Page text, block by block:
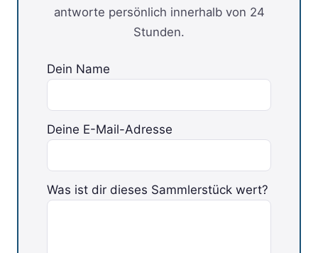
antworte persönlich innerhalb von 24
Stunden.
Dein Name
Deine E-Mail-Adresse
Bitte lasse dieses Feld leer.
Was ist dir dieses Sammlerstück wert?